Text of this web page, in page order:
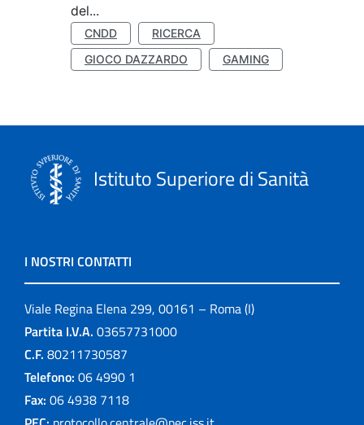
del...
CNDD
RICERCA
GIOCO DAZZARDO
GAMING
Istituto Superiore di Sanità
I NOSTRI CONTATTI
Viale Regina Elena 299, 00161 – Roma (I)
Partita I.V.A. 03657731000
C.F. 80211730587
Telefono: 06 4990 1
Fax: 06 4938 7118